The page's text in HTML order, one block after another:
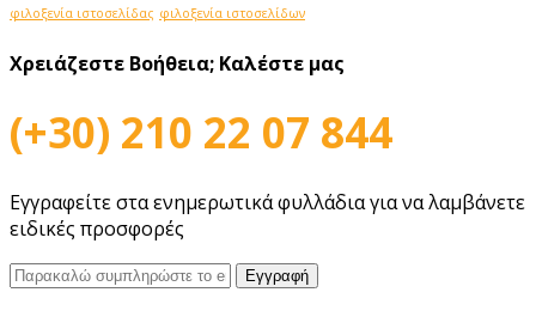
φιλοξενία ιστοσελίδας φιλοξενία ιστοσελίδων
Χρειάζεστε Βοήθεια; Καλέστε μας
(+30) 210 22 07 844
Εγγραφείτε στα ενημερωτικά φυλλάδια για να λαμβάνετε
ειδικές προσφορές